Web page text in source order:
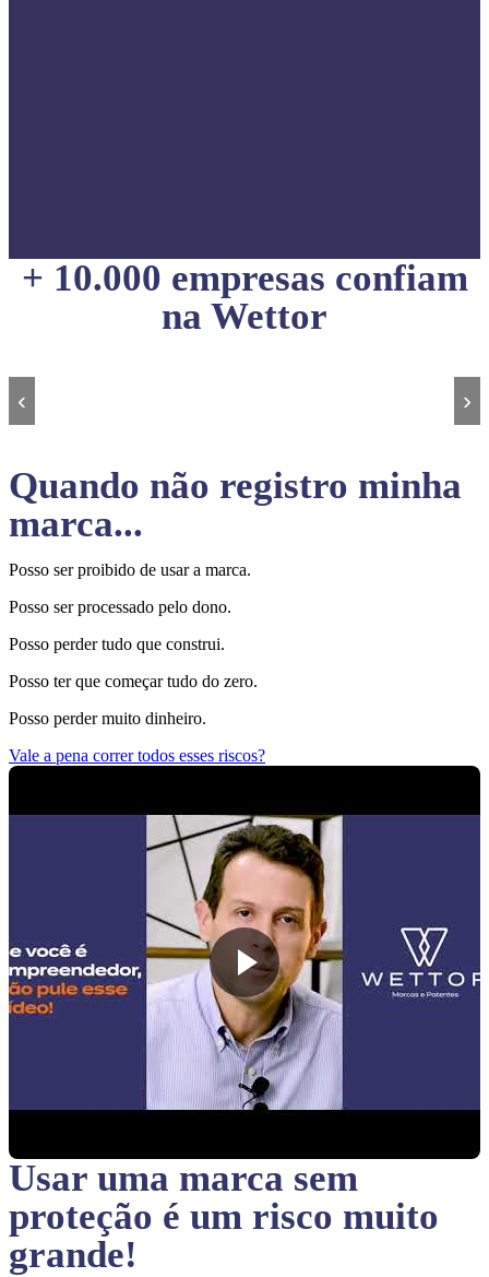
+ 10.000 empresas confiam
na Wettor
‹ ›
Quando não registro minha
marca...
Posso ser proibido de usar a marca.
Posso ser processado pelo dono.
Posso perder tudo que construi.
Posso ter que começar tudo do zero.
Posso perder muito dinheiro.
Vale a pena correr todos esses riscos?
Usar uma marca sem
proteção é um risco muito
grande!